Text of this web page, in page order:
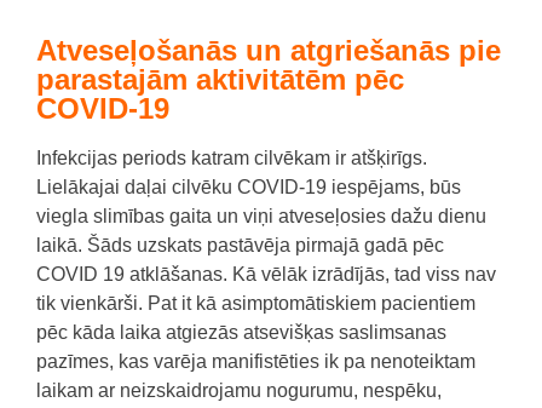
Atveseļošanās un atgriešanās pie
parastajām aktivitātēm pēc
COVID-19
Infekcijas periods katram cilvēkam ir atšķirīgs.
Lielākajai daļai cilvēku COVID-19 iespējams, būs
viegla slimības gaita un viņi atveseļosies dažu dienu
laikā. Šāds uzskats pastāvēja pirmajā gadā pēc
COVID 19 atklāšanas. Kā vēlāk izrādījās, tad viss nav
tik vienkārši. Pat it kā asimptomātiskiem pacientiem
pēc kāda laika atgiezās atsevišķas saslimsanas
pazīmes, kas varēja manifistēties ik pa nenoteiktam
laikam ar neizskaidrojamu nogurumu, nespēku,